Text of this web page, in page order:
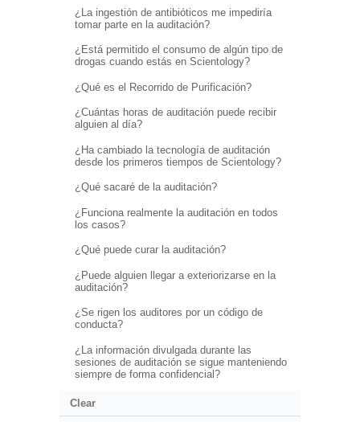
¿La ingestión de antibióticos me impediría
tomar parte en la auditación?
¿Está permitido el consumo de algún tipo de
drogas cuando estás en Scientology?
¿Qué es el Recorrido de Purificación?
¿Cuántas horas de auditación puede recibir
alguien al día?
¿Ha cambiado la tecnología de auditación
desde los primeros tiempos de Scientology?
¿Qué sacaré de la auditación?
¿Funciona realmente la auditación en todos
los casos?
¿Qué puede curar la auditación?
¿Puede alguien llegar a exteriorizarse en la
auditación?
¿Se rigen los auditores por un código de
conducta?
¿La información divulgada durante las
sesiones de auditación se sigue manteniendo
siempre de forma confidencial?
Clear